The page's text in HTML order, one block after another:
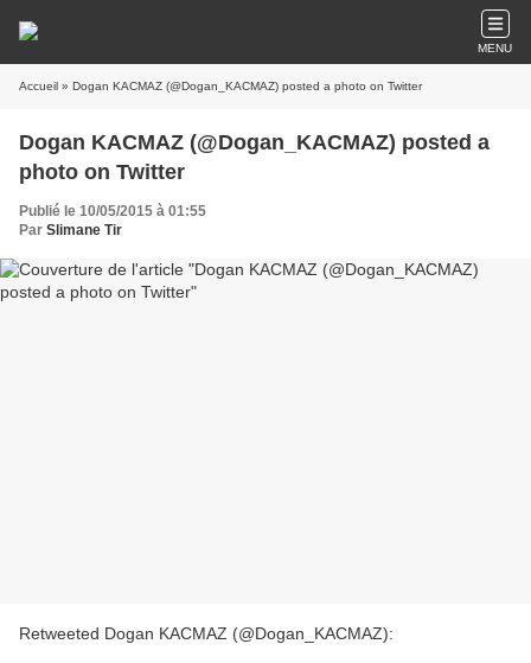
MENU
Accueil » Dogan KACMAZ (@Dogan_KACMAZ) posted a photo on Twitter
Dogan KACMAZ (@Dogan_KACMAZ) posted a
photo on Twitter
Publié le 10/05/2015 à 01:55
Par Slimane Tir
Retweeted Dogan KACMAZ (@Dogan_KACMAZ):